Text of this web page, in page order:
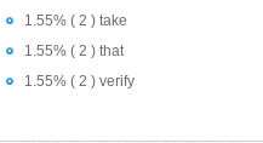
1.55% ( 2 ) take
1.55% ( 2 ) that
1.55% ( 2 ) verify